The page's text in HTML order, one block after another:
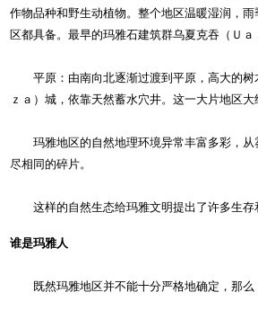
作物品种和野生动植物。整个地区温暖湿润，
区都具备。最早的玛雅石建筑群乌夏克吞（Ｕ
平原：由南向北逐渐过渡到平原，高大的树
ｚａ）城，依靠天然蓄水穴井。这一大片地区
玛雅地区的自然地理环境异常丰富多彩，从
尽相同的碎片。
这样的自然生态给玛雅文明提出了许多生存
谁是玛雅人
既然玛雅地区并不能十分严格地确定，那么